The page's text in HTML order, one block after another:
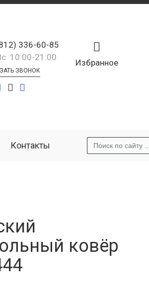
Избранное
336-60-85
10:00-21:00
ЗВОНОК
Контакты
ковёр